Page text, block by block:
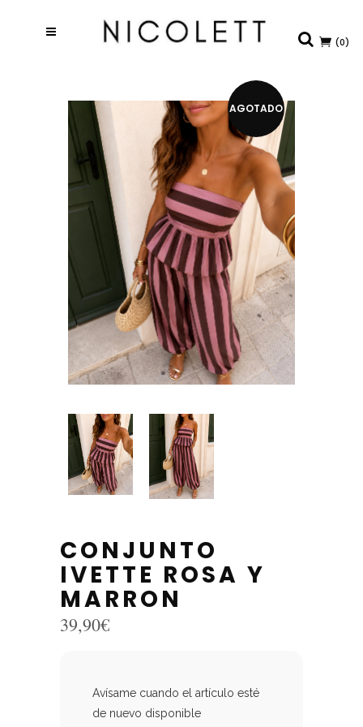
(0)
AGOTADO
CONJUNTO
IVETTE ROSA Y
MARRON
39,90€
Avísame cuando el artículo esté
de nuevo disponible